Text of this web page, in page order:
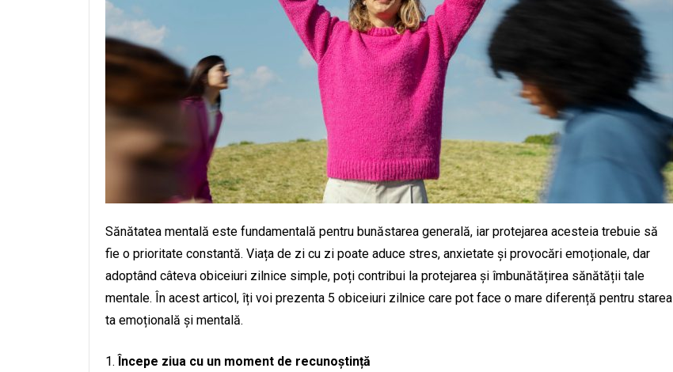
Sănătatea mentală este fundamentală pentru bunăstarea generală, iar protejarea acesteia trebuie să
fie o prioritate constantă. Viața de zi cu zi poate aduce stres, anxietate și provocări emoționale, dar
adoptând câteva obiceiuri zilnice simple, poți contribui la protejarea și îmbunătățirea sănătății tale
mentale. În acest articol, îți voi prezenta 5 obiceiuri zilnice care pot face o mare diferență pentru starea
ta emoțională și mentală.
Începe ziua cu un moment de recunoștință